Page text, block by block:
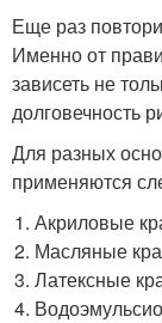
Еще раз
Именно от
зависеть не
долговечность
Для разных
применяются
Акриловые
Масляные
Латексные